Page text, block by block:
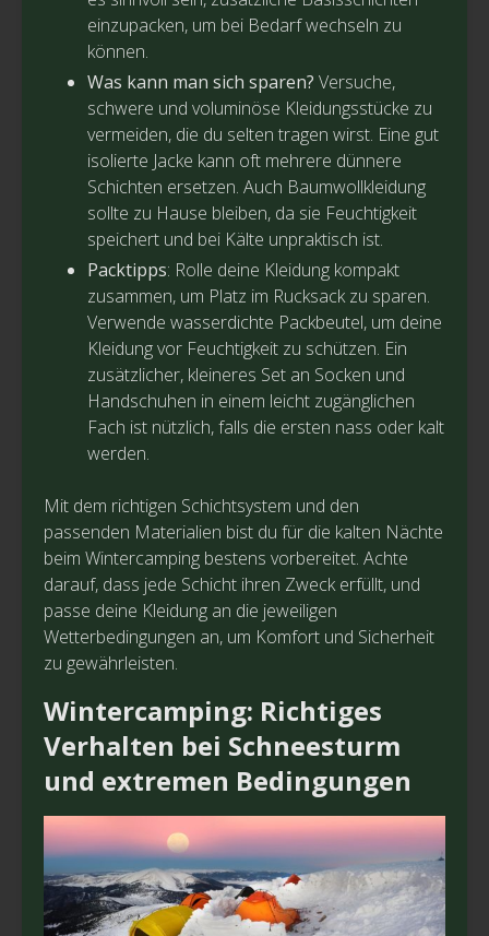
einzupacken, um bei Bedarf wechseln zu
können.
Was kann man sich sparen? Versuche,
schwere und voluminöse Kleidungsstücke zu
vermeiden, die du selten tragen wirst. Eine gut
isolierte Jacke kann oft mehrere dünnere
Schichten ersetzen. Auch Baumwollkleidung
sollte zu Hause bleiben, da sie Feuchtigkeit
speichert und bei Kälte unpraktisch ist.
Packtipps: Rolle deine Kleidung kompakt
zusammen, um Platz im Rucksack zu sparen.
Verwende wasserdichte Packbeutel, um deine
Kleidung vor Feuchtigkeit zu schützen. Ein
zusätzlicher, kleineres Set an Socken und
Handschuhen in einem leicht zugänglichen
Fach ist nützlich, falls die ersten nass oder kalt
werden.
Mit dem richtigen Schichtsystem und den
passenden Materialien bist du für die kalten Nächte
beim Wintercamping bestens vorbereitet. Achte
darauf, dass jede Schicht ihren Zweck erfüllt, und
passe deine Kleidung an die jeweiligen
Wetterbedingungen an, um Komfort und Sicherheit
zu gewährleisten.
Wintercamping: Richtiges
Verhalten bei Schneesturm
und extremen Bedingungen